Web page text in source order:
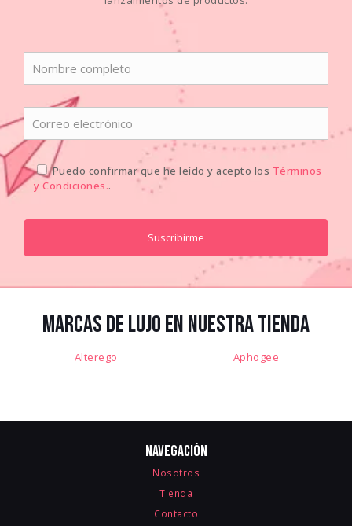
Puedo confirmar que he leído y acepto los Términos
y Condiciones..
Marcas de lujo en nuestra tienda
Alterego Aphogee
Navegación
Nosotros
Tienda
Contacto